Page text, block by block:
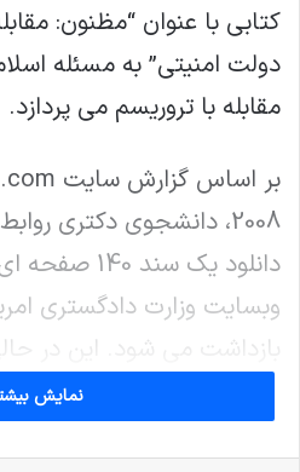
کتابی با عنوان “مظنون:
دولت امنیتی” به مسئله
مقابله با تروریسم می پردازد.
2008، دانشجوی دکتری
دانلود یک سند
وبسایت وزارت دادگستری
بازداشت می شود. این در
این سند در دیگر سایتهای
یک متخصص مبارزه با
نمایش